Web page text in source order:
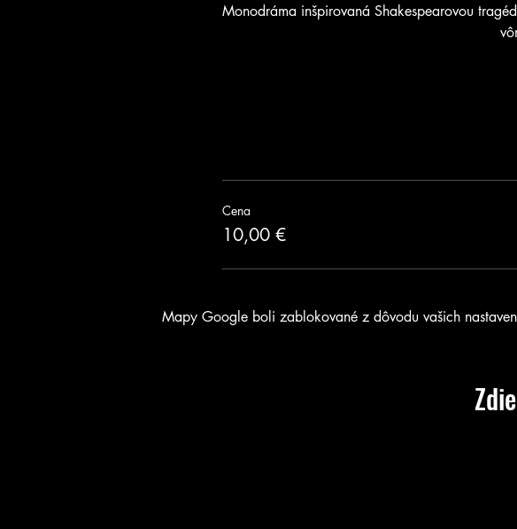
Monodráma inšpirovaná Shakespearovou
Cena
10,00 €
Mapy Google boli zablokované z dôvodu vašich